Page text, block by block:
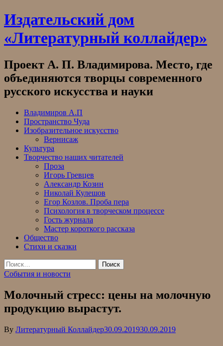
Skip
to
content
Издательский дом
«Литературный коллайдер»
Проект А. П. Владимирова. Место, где
объединяются творцы современного
русского искусства и науки
Владимиров А.П
Пространство Чуда
Изобразительное искусство
Вернисаж
Культура
Творчество наших читателей
Проза
Игорь Гревцев
Александр Козин
Николай Кулешов
Егор Козлов. Проба пера
Психология в творческом процессе
Гость журнала
Мастер короткого рассказа
Общество
Стихи и сказки
Найти:
События и новости
Молочный стресс: цены на молочную
продукцию вырастут.
By Литературный Коллайдер30.09.201930.09.2019